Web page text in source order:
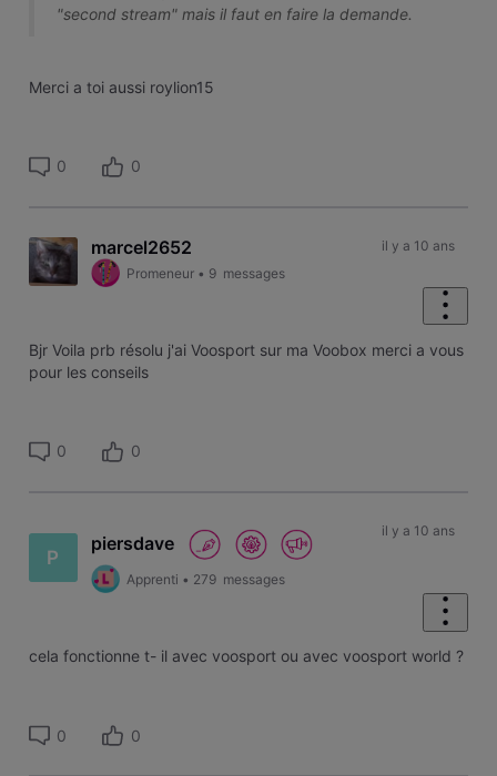
"second stream" mais il faut en faire la demande.
Merci a toi aussi roylion15
0 0
marcel2652
Promeneur • 9 messages
il y a 10 ans
Bjr Voila prb résolu j'ai Voosport sur ma Voobox merci a vous
pour les conseils
0 0
P
piersdave
Apprenti • 279 messages
il y a 10 ans
cela fonctionne t- il avec voosport ou avec voosport world ?
0 0